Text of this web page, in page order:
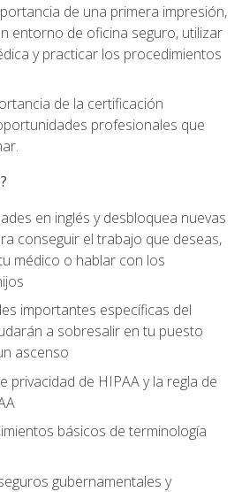
de una primera impresión,
entorno de oficina seguro, utilizar
y practicar los procedimientos
de la certificación
profesionales que
en inglés y desbloquea nuevas
conseguir el trabajo que deseas,
médico o hablar con los
importantes específicas del
a sobresalir en tu puesto
ascenso
privacidad de HIPAA y la regla de
básicos de terminología
gubernamentales y